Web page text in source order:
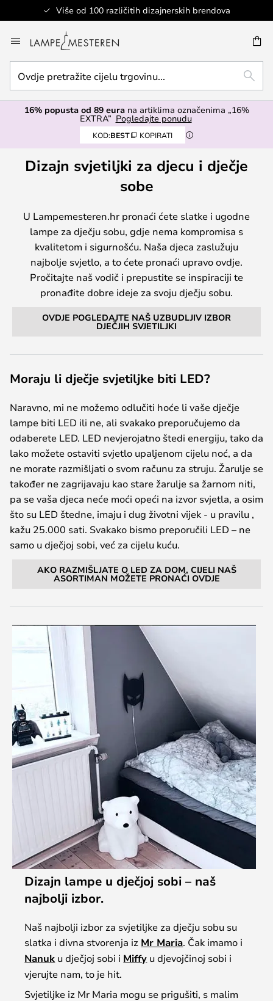
Sigurno plaćanje
to
Content
pretražite
cijelu
trgovinu...
TRAŽI
16% popusta od 89 eurana artiklima označenima „16%
EXTRA” Pogledajte ponudu
KOD:BEST KOPIRATI
Dizajn svjetiljki za djecu i dječje
sobe
U Lampemesteren.hr pronaći ćete slatke i ugodne
lampe za dječju sobu, gdje nema kompromisa s
kvalitetom i sigurnošću. Naša djeca zaslužuju
najbolje svjetlo, a to ćete pronaći upravo ovdje.
Pročitajte naš vodič i prepustite se inspiraciji te
pronađite dobre ideje za svoju dječju sobu.
OVDJE POGLEDAJTE NAŠ UZBUDLJIV IZBOR
DJEČJIH SVJETILJKI
Moraju li dječje svjetiljke biti LED?
Naravno, mi ne možemo odlučiti hoće li vaše dječje
lampe biti LED ili ne, ali svakako preporučujemo da
odaberete LED. LED nevjerojatno štedi energiju, tako da
lako možete ostaviti svjetlo upaljenom cijelu noć, a da
ne morate razmišljati o svom računu za struju. Žarulje se
također ne zagrijavaju kao stare žarulje sa žarnom niti,
pa se vaša djeca neće moći opeći na izvor svjetla, a osim
što su LED štedne, imaju i dug životni vijek - u pravilu ,
kažu 25.000 sati. Svakako bismo preporučili LED – ne
samo u dječjoj sobi, već za cijelu kuću.
AKO RAZMIŠLJATE O LED ZA DOM, CIJELI NAŠ
ASORTIMAN MOŽETE PRONAĆI OVDJE
Dizajn lampe u dječjoj sobi – naš
najbolji izbor.
Naš najbolji izbor za svjetiljke za dječju sobu su
slatka i divna stvorenja iz Mr Maria. Čak imamo i
Nanuk u dječjoj sobi i Miffy u djevojčinoj sobi i
vjerujte nam, to je hit.
Svjetiljke iz Mr Maria mogu se prigušiti, s malim